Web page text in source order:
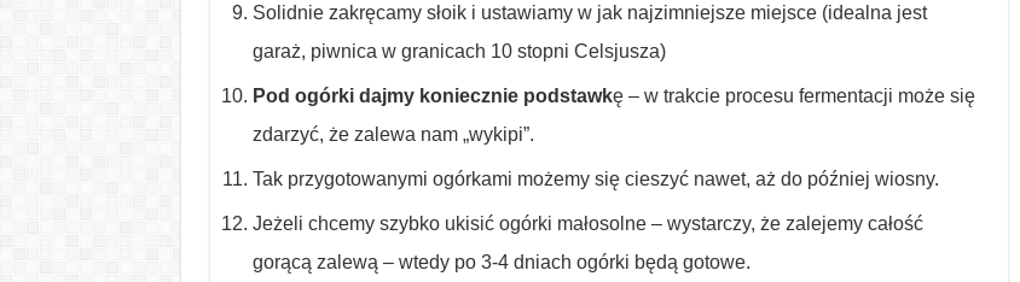
Solidnie zakręcamy słoik i ustawiamy w jak najzimniejsze miejsce (idealna jest
garaż, piwnica w granicach 10 stopni Celsjusza)
Pod ogórki dajmy koniecznie podstawkę – w trakcie procesu fermentacji może się
zdarzyć, że zalewa nam „wykipi”.
Tak przygotowanymi ogórkami możemy się cieszyć nawet, aż do później wiosny.
Jeżeli chcemy szybko ukisić ogórki małosolne – wystarczy, że zalejemy całość
gorącą zalewą – wtedy po 3-4 dniach ogórki będą gotowe.